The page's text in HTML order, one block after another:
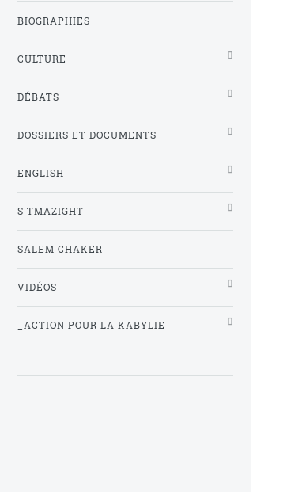
BIOGRAPHIES
CULTURE
DÉBATS
DOSSIERS ET DOCUMENTS
ENGLISH
S TMAZIGHT
SALEM CHAKER
VIDÉOS
_ACTION POUR LA KABYLIE